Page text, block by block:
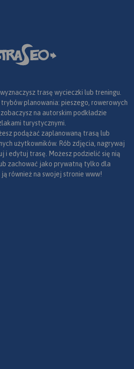
trasę wycieczki lub treningu.
planowania: pieszego, rowerowych
na autorskim podkładzie
turystycznymi.
podążać zaplanowaną trasą lub
użytkowników. Rób zdjęcia, nagrywaj
i edytuj trasę. Możesz podzielić się nią
zachować jako prywatną tylko dla
również na swojej stronie www!